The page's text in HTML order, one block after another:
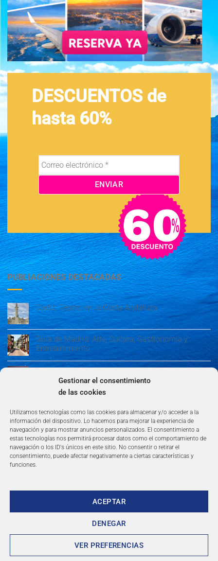
Gestionar el consentimiento
de las cookies
Utilizamos tecnologías como las cookies para almacenar y/o acceder a la
información del dispositivo. Lo hacemos para mejorar la experiencia de
navegación y para mostrar anuncios personalizados. El consentimiento a
estas tecnologías nos permitirá procesar datos como el comportamiento de
navegación o los ID's únicos en este sitio. No consentir o retirar el
consentimiento, puede afectar negativamente a ciertas características y
funciones.
ACEPTAR
DENEGAR
VER PREFERENCIAS
DESCUENTOS de
hasta 60%
PUBLIACIONES DESTACADAS
Cádiz: Tesoro en la Costa Andaluza
Guía de Madrid: Arte, Cultura, Gastronomía y
Entretenimiento
Guía de Madrid: Arte, Cultura, Gastronomía y
Entretenimiento
Copyright 2026 ©360group.es